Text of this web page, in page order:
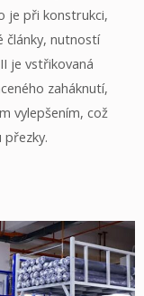
je při konstrukci,
články, nutností
je vstřikovaná
zaháknutí,
vylepšením, což